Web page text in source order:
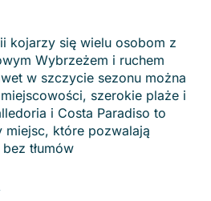
kojarzy się wielu osobom z
Wybrzeżem i ruchem
w szczycie sezonu można
szerokie plaże i
i Costa Paradiso to
miejsc, które pozwalają
tłumów